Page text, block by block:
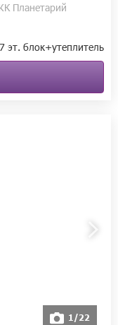
Планетарий
эт. блок+утеплитель
1/22